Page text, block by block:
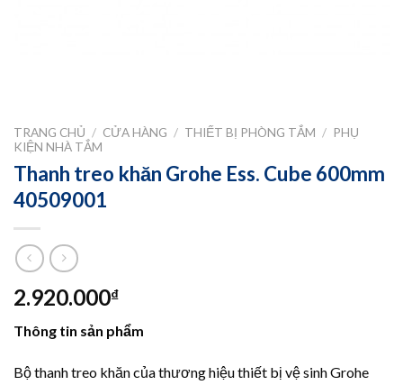
TRANG CHỦ / CỬA HÀNG / THIẾT BỊ PHÒNG TẮM / PHỤ
KIỆN NHÀ TẮM
Thanh treo khăn Grohe Ess. Cube 600mm
40509001
2.920.000₫
Thông tin sản phẩm
Bộ thanh treo khăn của thương hiệu thiết bị vệ sinh Grohe